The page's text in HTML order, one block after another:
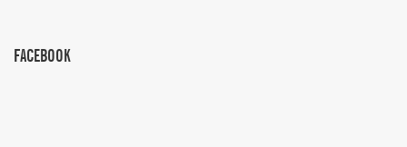
FACEBOOK